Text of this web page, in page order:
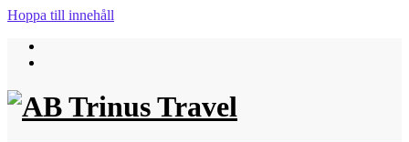
Hoppa till innehåll